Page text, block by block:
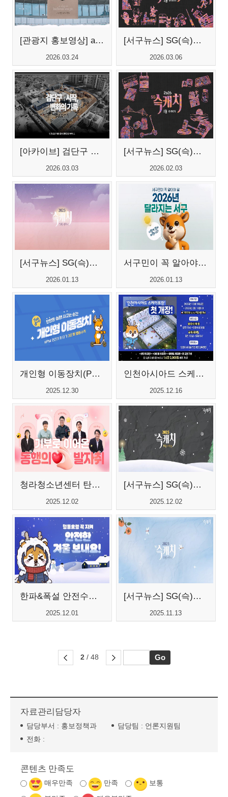
[관광지 홍보영상] a day in seogu ...
2026.03.24
[서구뉴스] SG(슥)캐치 - 2월호
2026.03.06
[아카이브] 검단구 임시청사 건축현...
2026.03.03
[서구뉴스] SG(슥)캐치 - 1월호
2026.02.03
[서구뉴스] SG(슥)캐치 - 12월호
2026.01.13
서구민이 꼭 알아야 할 2026년 달라...
2026.01.13
개인형 이동장치(PM) 안전하게 타기...
2025.12.30
인천아시아드 스케이트장 운영 안내
2025.12.16
청라청소년센터 탄생 비하인드 스토...
2025.12.02
[서구뉴스] SG(슥)캐치 - 11월호
2025.12.02
한파&폭설 안전수칙 안내
2025.12.01
[서구뉴스] SG(슥)캐치 - 10월호
2025.11.13
2 / 48
자료관리담당자
담당부서 : 홍보정책과 담당팀 : 언론지원팀
전화 :
콘텐츠 만족도
매우만족 만족 보통